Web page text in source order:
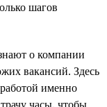
шагов
о компании
вакансий. Здесь
именно
часы, чтобы